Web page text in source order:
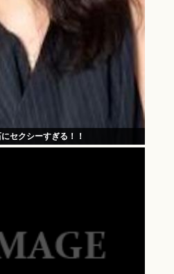
セクシーすぎる！！